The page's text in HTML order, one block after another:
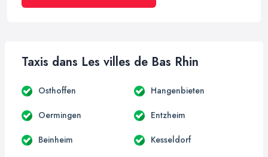
Taxis dans Les villes de Bas Rhin
Osthoffen Hangenbieten
Oermingen Entzheim
Beinheim Kesseldorf